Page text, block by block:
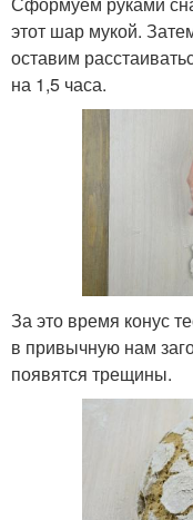
этот шар мукой.
оставим
на 1,5 часа.
За это время конус
в привычную нам
появятся трещины.